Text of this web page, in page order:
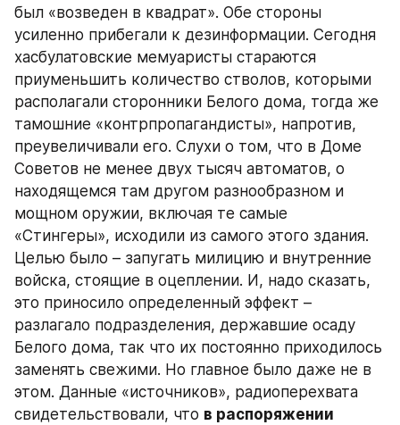
был «возведен в квадрат». Обе стороны
усиленно прибегали к дезинформации. Сегодня
хасбулатовские мемуаристы стараются
приуменьшить количество стволов, которыми
располагали сторонники Белого дома, тогда же
тамошние «контрпропагандисты», напротив,
преувеличивали его. Слухи о том, что в Доме
Советов не менее двух тысяч автоматов, о
находящемся там другом разнообразном и
мощном оружии, включая те самые
«Стингеры», исходили из самого этого здания.
Целью было – запугать милицию и внутренние
войска, стоящие в оцеплении. И, надо сказать,
это приносило определенный эффект –
разлагало подразделения, державшие осаду
Белого дома, так что их постоянно приходилось
заменять свежими. Но главное было даже не в
этом. Данные «источников», радиоперехвата
свидетельствовали, что в распоряжении